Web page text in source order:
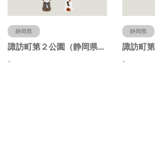
静岡県
諏訪町第２公園（静岡県静岡市）
-
静岡県
-